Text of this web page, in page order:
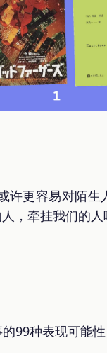
更容易对陌
，牵挂我们的人
99种表现可能